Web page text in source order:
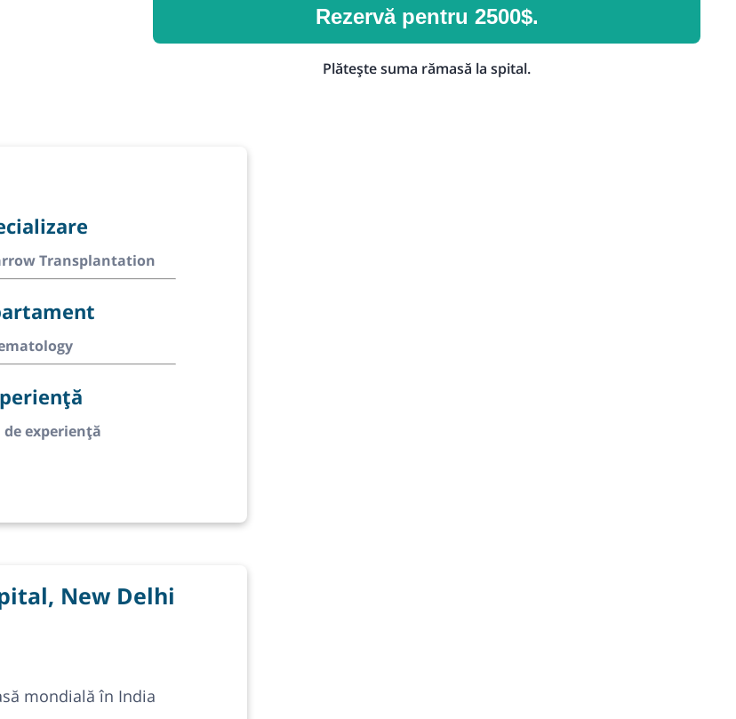
Rezervă pentru 2500$.
Plătește suma rămasă la spital.
Transplantation
de experiență
New Delhi
mondială în India